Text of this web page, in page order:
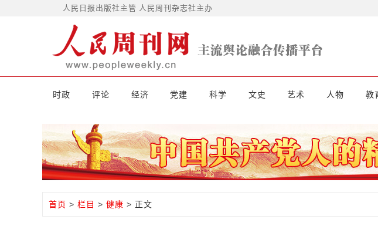
人民日报出版社主管 人民周刊杂志社主办
时政 评论 经济 党建 科学 文史 艺术 人物 教
首页 > 栏目 > 健康 > 正文